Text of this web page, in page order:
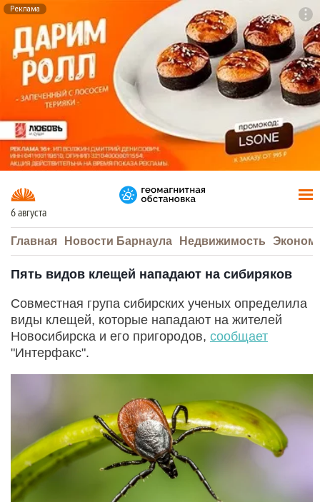
Реклама
6 августа
Главная Новости Барнаула Недвижимость
Пять видов клещей нападают на сибиряков
Совместная група сибирских ученых определила
виды клещей, которые нападают на жителей
Новосибирска и его пригородов, сообщает
"Интерфакс".